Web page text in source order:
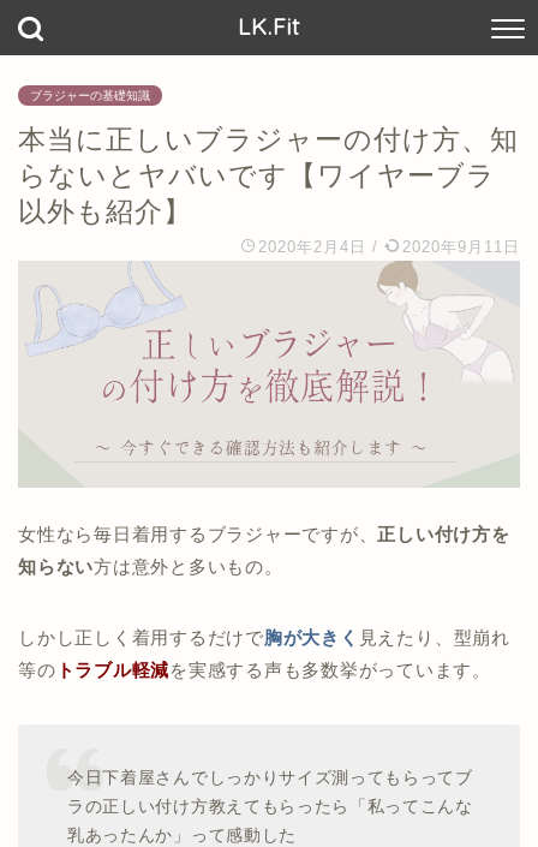
LK.Fit
ブラジャーの基礎知識
本当に正しいブラジャーの付け方、知
らないとヤバいです【ワイヤーブラ
以外も紹介】
2020年2月4日 / 2020年9月11日
女性なら毎日着用するブラジャーですが、正しい付け方を
知らない方は意外と多いもの。
しかし正しく着用するだけで胸が大きく 見えたり、型崩れ
等の トラブル軽減を実感する声も多数挙がっています。
今日下着屋さんでしっかりサイズ測ってもらってブ
ラの正しい付け方教えてもらったら「私ってこんな
乳あったんか」って感動した